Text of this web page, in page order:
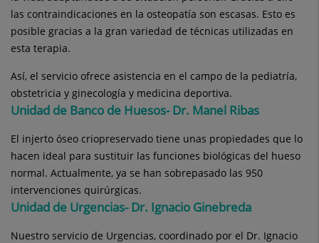
las contraindicaciones en la osteopatía son escasas. Esto es
posible gracias a la gran variedad de técnicas utilizadas en
esta terapia.
Así, el servicio ofrece asistencia en el campo de la pediatría,
obstetricia y ginecología y medicina deportiva.
Unidad de Banco de Huesos- Dr. Manel Ribas
El injerto óseo criopreservado tiene unas propiedades que lo
hacen ideal para sustituir las funciones biológicas del hueso
normal. Actualmente, ya se han sobrepasado las 950
intervenciones quirúrgicas.
Unidad de Urgencias- Dr. Ignacio Ginebreda
Nuestro servicio de Urgencias, coordinado por el Dr. Ignacio